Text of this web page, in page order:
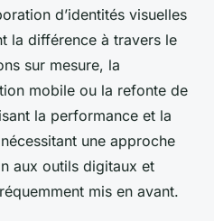
d’identités visuelles
la différence à travers le
sur mesure, la
mobile ou la refonte de
la performance et la
une approche
aux outils digitaux et
mis en avant.